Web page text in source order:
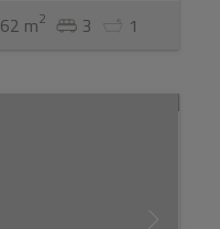
62 m2 3 1